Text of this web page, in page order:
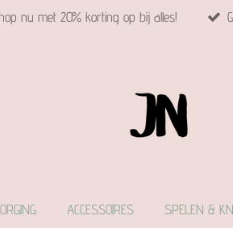
nu met 20% korting op bij alles!
ACCESSOIRES SPELEN &